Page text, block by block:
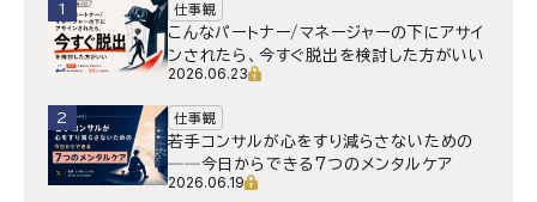
1 仕事観
こんなパートナー/マネージャーの下にアサイ
ンされたら、今すぐ脱出を検討した方がいい
2026.06.23
2 仕事観
若手コンサルが心をすり減らさないための
──今日からできる7つのメンタルケア
2026.06.19